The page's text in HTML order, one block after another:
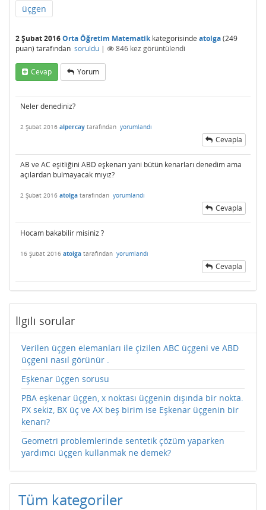
üçgen
2 Şubat 2016Orta Öğretim Matematikkategorisinde atolga(249
puan) tarafından soruldu | 846 kez görüntülendi
Cevap Yorum
Neler denediniz?
2 Şubat 2016 alpercay tarafından yorumlandı
Cevapla
AB ve AC eşitliğini ABD eşkenarı yani bütün kenarları denedim ama
açılardan bulmayacak mıyız?
2 Şubat 2016 atolga tarafından yorumlandı
Cevapla
Hocam bakabilir misiniz ?
16 Şubat 2016 atolga tarafından yorumlandı
Cevapla
İlgili sorular
Verilen üçgen elemanları ile çizilen ABC üçgeni ve ABD
üçgeni nasıl görünür .
Eşkenar üçgen sorusu
PBA eşkenar üçgen, x noktası üçgenin dışında bir nokta.
PX sekiz, BX üç ve AX beş birim ise Eşkenar üçgenin bir
kenarı?
Geometri problemlerinde sentetik çözüm yaparken
yardımcı üçgen kullanmak ne demek?
Tüm kategoriler